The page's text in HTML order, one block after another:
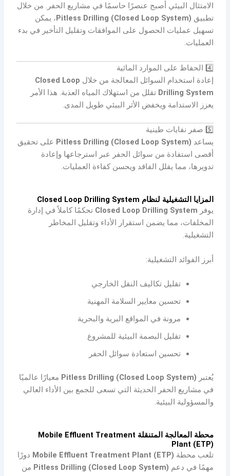
الامتثال البيئي أصبح عنصرًا حاسمًا في مشاريع الحفر. من خلال
تطبيق Pitless Drilling (Closed Loop System)، يمكن
تسهيل عمليات الحصول على الموافقات وتقليل التأخير في بدء
العمليات.
4️⃣ الحفاظ على الموارد المائية
إعادة استخدام السوائل المعالجة من خلال Closed Loop
Drilling System تقلل من استهلاك المياه العذبة. هذا الأمر
يعزز الاستدامة ويخفض الأثر البيئي طويل المدى.
5️⃣ صفر نفايات طينية
يساعد Pitless Drilling (Closed Loop System) على تحقيق
أقصى استفادة من سوائل الحفر عبر استرجاعها وإعادة
تدويرها، مما يقلل الفاقد ويحسن كفاءة العمليات.
المزايا التشغيلية لنظام Closed Loop Drilling System
يوفر Closed Loop Drilling System تحكمًا كاملاً في إدارة
المخلفات، مما يضمن استقرار الأداء وتقليل المخاطر
التشغيلية.
أبرز الفوائد التشغيلية:
تقليل تكاليف النقل الخارجي
تحسين معايير السلامة المهنية
مرونة في المواقع البرية والبحرية
تقليل البصمة البيئية للمشروع
تحسين استعادة سوائل الحفر
يُعتبر Pitless Drilling (Closed Loop System) معيارًا عالميًا
في مشاريع الحفر الحديثة التي تسعى للجمع بين الأداء العالي
والمسؤولية البيئية.
محطة المعالجة المتنقلة Mobile Effluent Treatment
Plant (ETP)
تلعب محطة Mobile Effluent Treatment Plant (ETP) دورًا
مهمًا في دعم Pitless Drilling (Closed Loop System) من